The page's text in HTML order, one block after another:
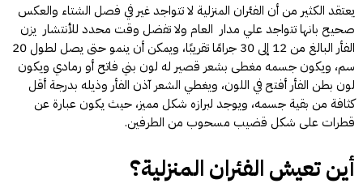
يعتقد الكثير من أن الفئران المنزلية لا تتواجد غير في فصل الشتاء والعكس
صحيح بانها تتواجد علي مدار العام ولا تفضل وقت محدد للأنتشار يزن
الفأر البالغ من 12 إلى 30 جرامًا تقريبًا، ويمكن أن ينمو حتى يصل لطول 20
سم، ويكون جسمه مغطى بشعر قصير له لون بني فاتح أو رمادي ويكون
لون بطن الفأر أفتح في اللون، ويغطي الشعر آذن الفأر وذيله بدرجة أقل
كثافة من بقية جسمه، ويوجد لبرازه شكل مميز، حيث يكون عبارة عن
قطرات على شكل قضيب مسحوب من الطرفين.
أين تعيش الفئران المنزلية؟